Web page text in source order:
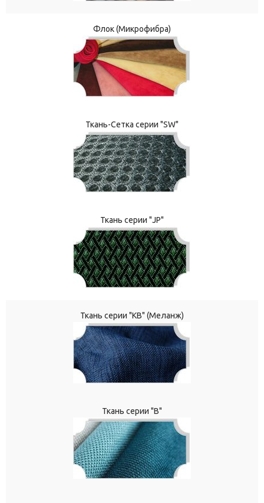
Флок (Микрофибра)
Ткань-Сетка серии "SW"
Ткань серии "JP"
Ткань серии "КВ" (Меланж)
Ткань серии "В"